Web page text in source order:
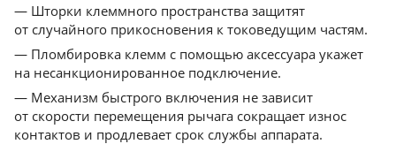
— Шторки клеммного пространства защитят
от cлучайного прикосновения к токоведущим частям.
— Пломбировка клемм с помощью аксессуара укажет
на несанкционированное подключение.
— Механизм быстрого включения не зависит
от скорости перемещения рычага сокращает износ
контактов и продлевает срок службы аппарата.